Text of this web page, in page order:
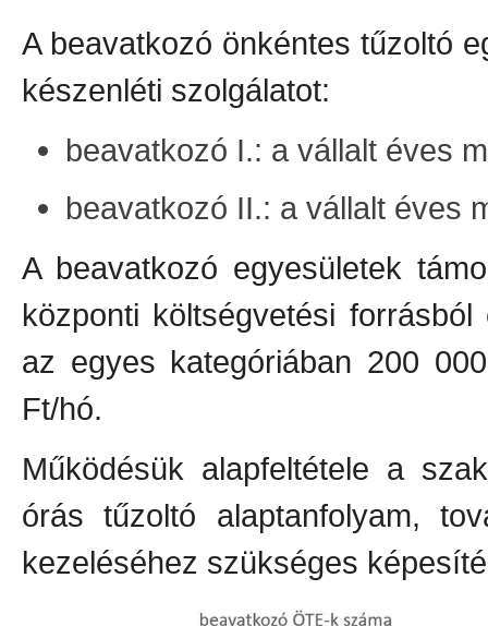
A beavatkozó önkéntes tűzoltó
készenléti szolgálatot:
beavatkozó I.: a vállalt éves
beavatkozó II.: a vállalt éves
A beavatkozó egyesületek
központi költségvetési
az egyes kategóriában 200
Ft/hó.
Működésük alapfeltétele a
órás tűzoltó alaptanfolyam,
kezeléséhez szükséges